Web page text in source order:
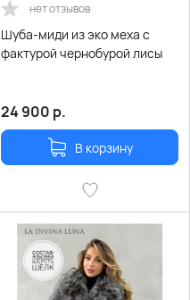
нет отзывов
Шуба-миди из эко меха с
фактурой чернобурой лисы
24 900 р.
В корзину